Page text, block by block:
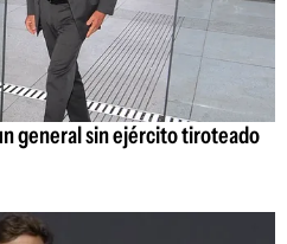
general sin ejército tiroteado